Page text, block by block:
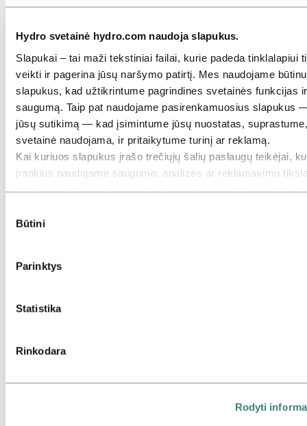
Hydro svetainė hydro.com naudoja slapukus.
Slapukai – tai maži tekstiniai failai, kurie padeda tinklalapiui
veikti ir pagerina jūsų naršymo patirtį. Mes naudojame
slapukus, kad užtikrintume pagrindines svetainės funkcijas ir
saugumą. Taip pat naudojame pasirenkamuosius slapukus
jūsų sutikimą — kad įsimintume jūsų nuostatas,
svetainė naudojama, ir pritaikytume turinį ar reklamą.
Kai kuriuos slapukus įrašo trečiųjų šalių paslaugų teikėjai,
įrankius naudojame saugumo, analizės ar reklamavimo
surinko naudodamiesi jų paslaugomis. Trečioji šalis,
esančioje slapukų lentelėje galite matyti, kurios trečiosios
pasirinkimas
Būtini
Parinktys
Statistika
Rinkodara
Rodyti
Viela kabeliams ir laidams